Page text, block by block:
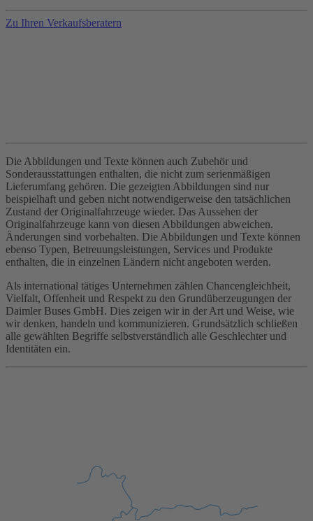
Zu Ihren Verkaufsberatern
Die Abbildungen und Texte können auch Zubehör und
Sonderausstattungen enthalten, die nicht zum serienmäßigen
Lieferumfang gehören. Die gezeigten Abbildungen sind nur
beispielhaft und geben nicht notwendigerweise den tatsächlichen
Zustand der Originalfahrzeuge wieder. Das Aussehen der
Originalfahrzeuge kann von diesen Abbildungen abweichen.
Änderungen sind vorbehalten. Die Abbildungen und Texte können
ebenso Typen, Betreuungsleistungen, Services und Produkte
enthalten, die in einzelnen Ländern nicht angeboten werden.
Als international tätiges Unternehmen zählen Chancengleichheit,
Vielfalt, Offenheit und Respekt zu den Grundüberzeugungen der
Daimler Buses GmbH. Dies zeigen wir in der Art und Weise, wie
wir denken, handeln und kommunizieren. Grundsätzlich schließen
alle gewählten Begriffe selbstverständlich alle Geschlechter und
Identitäten ein.